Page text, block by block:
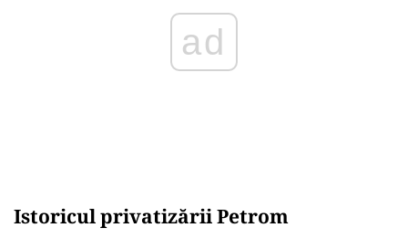
ad
Istoricul privatizării Petrom